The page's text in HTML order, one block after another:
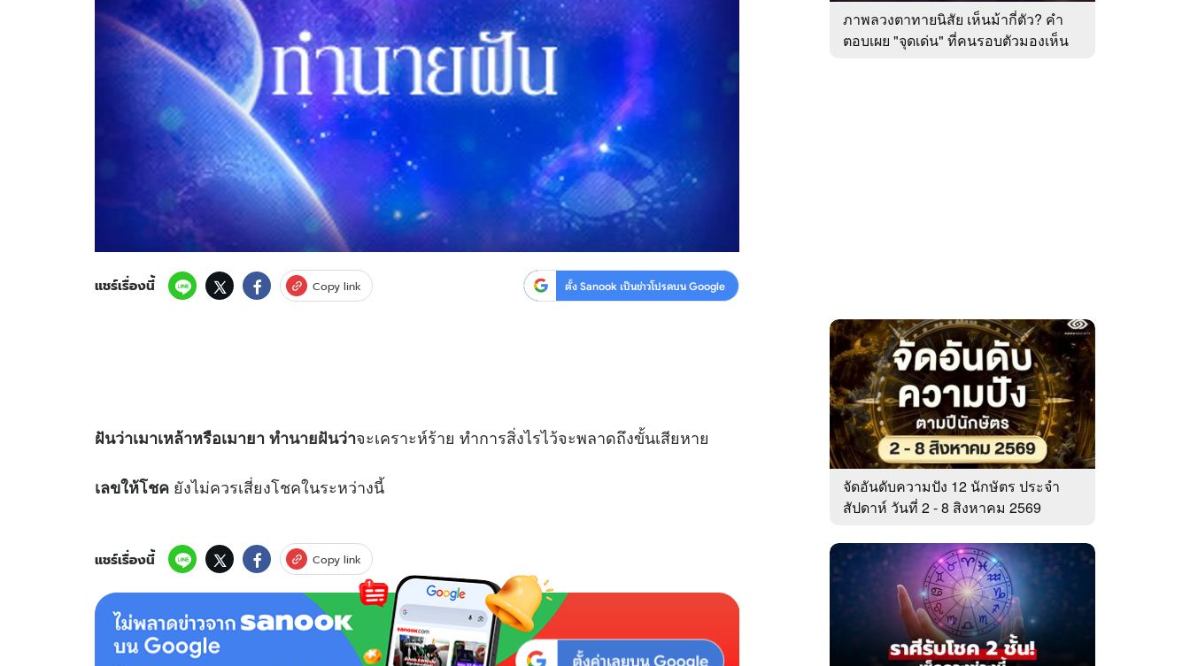
ดาวน์โหลดสนุกแอปฟรี ติดตามสนุกโซเชียลได้ที่
สงวนลิขสิทธิ์ ©2569 บริษัท อิมเมจ ฟิวเจอร์ (ประเทศไทย) จำกัด
แชร์เรื่องนี้ Copy link ตั้ง Sanook เป็นข่าวโปรดบน Google
ฝันว่าเมาเหล้าหรือเมายาทำนายฝันว่าจะเคราะห์ร้าย ทำการสิ่งไรไว้จะพลาดถึงขั้นเสียหาย
เลขให้โชค ยังไม่ควรเสี่ยงโชคในระหว่างนี้
แชร์เรื่องนี้ Copy link
ภาพลวงตาทายนิสัย เห็นม้ากี่ตัว? คำ
ตอบเผย "จุดเด่น" ที่คนรอบตัวมองเห็น
จัดอันดับความปัง 12 นักษัตร ประจำ
สัปดาห์ วันที่ 2 - 8 สิงหาคม 2569